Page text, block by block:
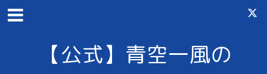
【公式】青空一風の